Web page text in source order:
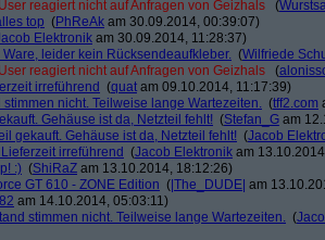
reagiert nicht auf Anfragen von Geizhals (
top (PhReAk am 30.09.2014, 00:39:07)
Elektronik am 30.09.2014, 11:28:37)
leider kein Rücksendeaufkleber. (Wilfriede
reagiert nicht auf Anfragen von Geizhals (
irreführend (quat am 09.10.2014, 11:17:39)
nicht. Teilweise lange Wartezeiten. (tff2.com
Gehäuse ist da, Netzteil fehlt! (Stefan_G am
gekauft. Gehäuse ist da, Netzteil fehlt! (Jacob
irreführend (Jacob Elektronik am
:) (ShiRaZ am 13.10.2014, 18:12:26)
GT 610 - ZONE Edition ( |The_DUDE| am
am 14.10.2014, 05:03:11)
stimmen nicht. Teilweise lange Wartezeiten. (